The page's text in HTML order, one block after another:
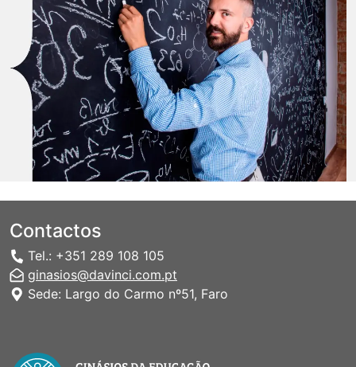
Contactos
Tel.: +351 289 108 105
ginasios@davinci.com.pt
Sede: Largo do Carmo nº51, Faro